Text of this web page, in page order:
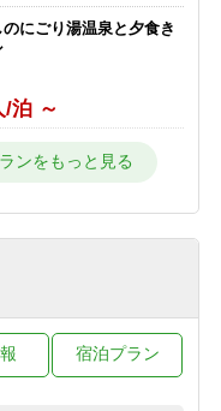
にごり湯温泉と夕食き
泊 ～
のにごり湯温泉とカニ鍋
グラスジュース付き、
/泊 ～
宿泊プラン